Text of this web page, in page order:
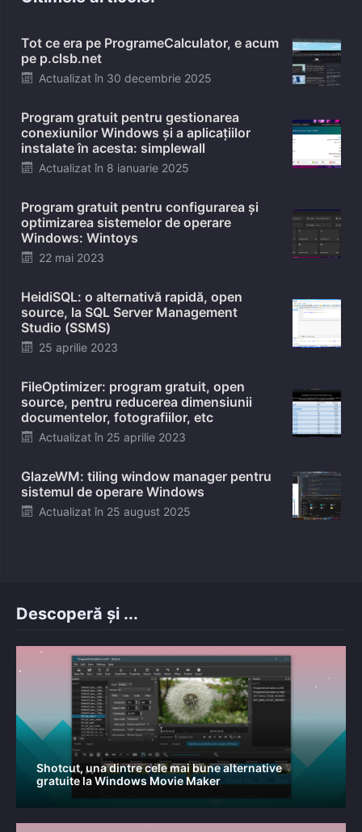
Tot ce era pe ProgrameCalculator, e acum
pe p.clsb.net
Posted
Actualizat în 30 decembrie 2025
Program gratuit pentru gestionarea
conexiunilor Windows și a aplicațiilor
instalate în acesta: simplewall
Posted
Actualizat în 8 ianuarie 2025
Program gratuit pentru configurarea și
optimizarea sistemelor de operare
Windows: Wintoys
Posted
22 mai 2023
HeidiSQL: o alternativă rapidă, open
source, la SQL Server Management
Studio (SSMS)
Posted
25 aprilie 2023
FileOptimizer: program gratuit, open
source, pentru reducerea dimensiunii
documentelor, fotografiilor, etc
Posted
Actualizat în 25 aprilie 2023
GlazeWM: tiling window manager pentru
sistemul de operare Windows
Posted
Actualizat în 25 august 2025
Descoperă și ...
Shotcut, una dintre cele mai bune alternative
gratuite la Windows Movie Maker